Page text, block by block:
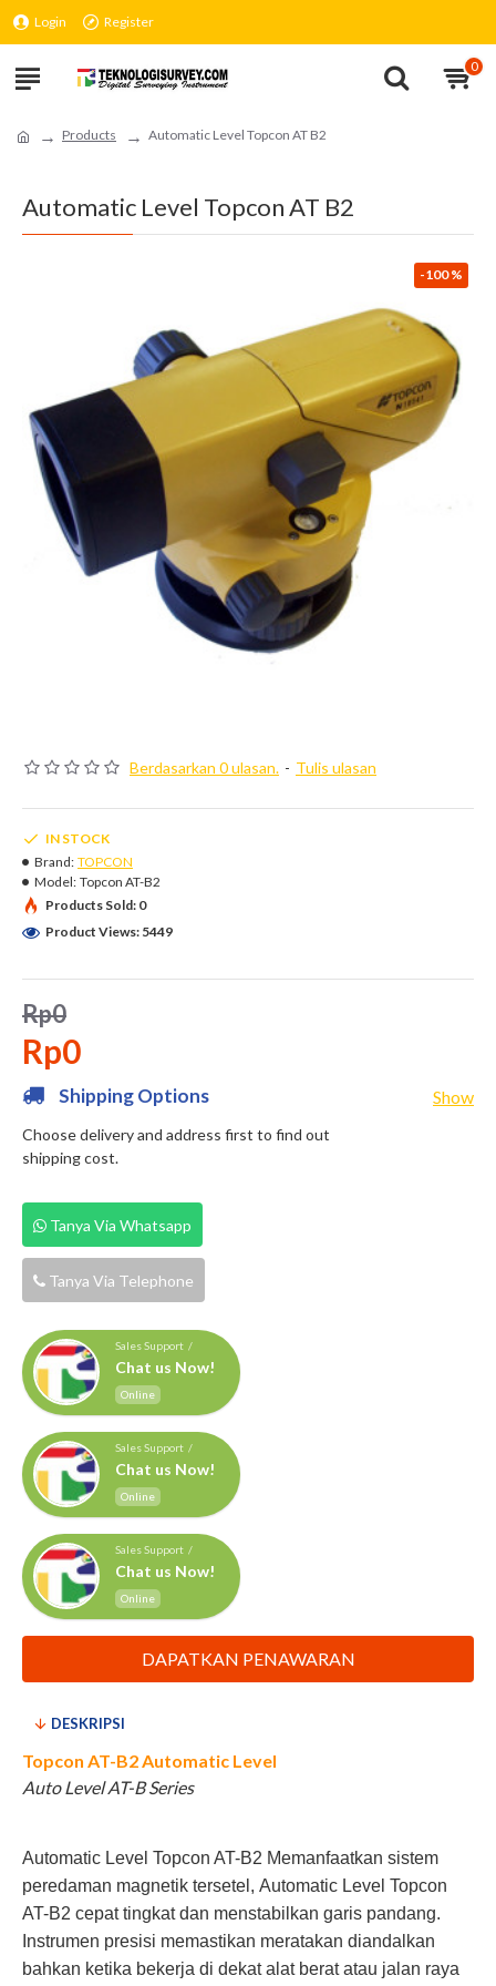
Login Register
0
Products Automatic Level Topcon AT B2
Automatic Level Topcon AT B2
-100 %
Berdasarkan 0 ulasan. - Tulis ulasan
Rp0
Rp0
IN STOCK
Brand: TOPCON
Model: Topcon AT-B2
Products Sold: 0
Product Views: 5449
Shipping Options
Choose delivery and address first to find out
shipping cost.
Show
Tanya Via Whatsapp
Tanya Via Telephone
Sales Support /
Chat us Now!
Online
Sales Support /
Chat us Now!
Online
Sales Support /
Chat us Now!
Online
DAPATKAN PENAWARAN
DESKRIPSI
Topcon AT-B2 Automatic Level
Auto Level AT-B Series
Automatic Level Topcon AT-B2 Memanfaatkan sistem
peredaman magnetik tersetel, Automatic Level Topcon
AT-B2 cepat tingkat dan menstabilkan garis pandang.
Instrumen presisi memastikan meratakan diandalkan
bahkan ketika bekerja di dekat alat berat atau jalan raya